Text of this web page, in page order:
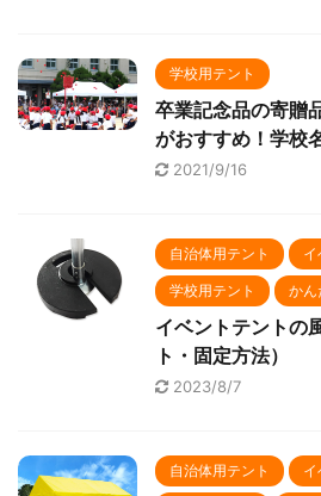
学校用テント
卒業記念品の寄贈
がおすすめ！学校
2021/9/16
自治体用テント イ
学校用テント かん
イベントテントの
ト・固定方法）
2023/8/7
自治体用テント イ